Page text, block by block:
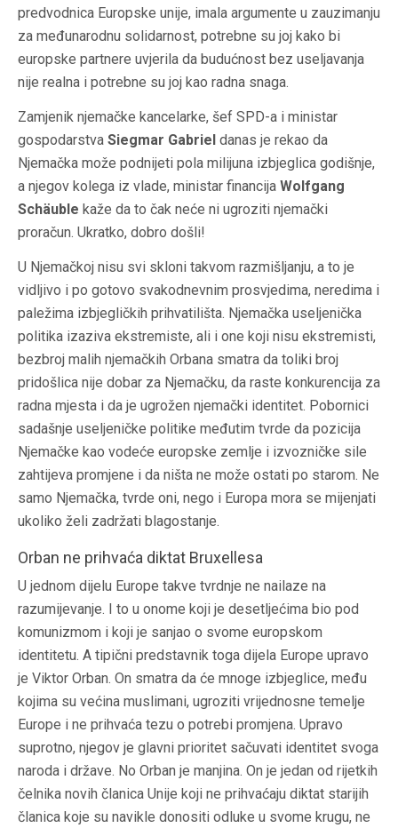
predvodnica Europske unije, imala argumente u zauzimanju
za međunarodnu solidarnost, potrebne su joj kako bi
europske partnere uvjerila da budućnost bez useljavanja
nije realna i potrebne su joj kao radna snaga.
Zamjenik njemačke kancelarke, šef SPD-a i ministar
gospodarstva Siegmar Gabriel danas je rekao da
Njemačka može podnijeti pola milijuna izbjeglica godišnje,
a njegov kolega iz vlade, ministar financija Wolfgang
Schäuble kaže da to čak neće ni ugroziti njemački
proračun. Ukratko, dobro došli!
U Njemačkoj nisu svi skloni takvom razmišljanju, a to je
vidljivo i po gotovo svakodnevnim prosvjedima, neredima i
paležima izbjegličkih prihvatilišta. Njemačka useljenička
politika izaziva ekstremiste, ali i one koji nisu ekstremisti,
bezbroj malih njemačkih Orbana smatra da toliki broj
pridošlica nije dobar za Njemačku, da raste konkurencija za
radna mjesta i da je ugrožen njemački identitet. Pobornici
sadašnje useljeničke politike međutim tvrde da pozicija
Njemačke kao vodeće europske zemlje i izvozničke sile
zahtijeva promjene i da ništa ne može ostati po starom. Ne
samo Njemačka, tvrde oni, nego i Europa mora se mijenjati
ukoliko želi zadržati blagostanje.
Orban ne prihvaća diktat Bruxellesa
U jednom dijelu Europe takve tvrdnje ne nailaze na
razumijevanje. I to u onome koji je desetljećima bio pod
komunizmom i koji je sanjao o svome europskom
identitetu. A tipični predstavnik toga dijela Europe upravo
je Viktor Orban. On smatra da će mnoge izbjeglice, među
kojima su većina muslimani, ugroziti vrijednosne temelje
Europe i ne prihvaća tezu o potrebi promjena. Upravo
suprotno, njegov je glavni prioritet sačuvati identitet svoga
naroda i države. No Orban je manjina. On je jedan od rijetkih
čelnika novih članica Unije koji ne prihvaćaju diktat starijih
članica koje su navikle donositi odluke u svome krugu, ne